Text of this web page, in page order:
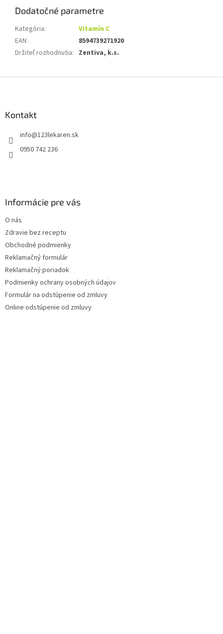
Dodatočné parametre
Kategória:
Vitamín C
EAN:
8594739271920
Držiteľ rozhodnutia: Zentiva, k.s.
Kontakt
info@123lekaren.sk
0950 742 236
Informácie pre vás
O nás
Zdravie bez receptu
Obchodné podmienky
Reklamačný formulár
Reklamačný poriadok
Podmienky ochrany osobných údajov
Formulár na odstúpenie od zmluvy
Online odstúpenie od zmluvy